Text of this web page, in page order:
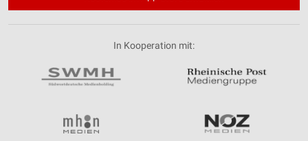
In Kooperation mit: